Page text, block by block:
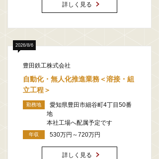
詳しく見る
2026/8/6
豊田鉄工株式会社
自動化・無人化推進業務＜溶接・組
立工程＞
勤務地
愛知県豊田市細谷町4丁目50番
地
本社工場へ配属予定です
年収 530万円～720万円
詳しく見る